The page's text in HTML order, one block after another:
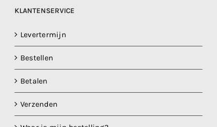
KLANTENSERVICE
Levertermijn
Bestellen
Betalen
Verzenden